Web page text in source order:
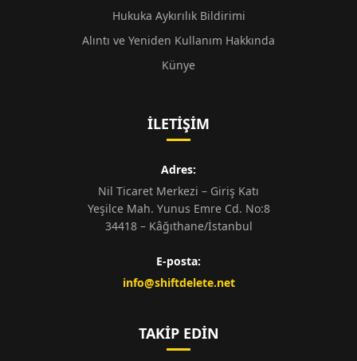
Hukuka Aykırılık Bildirimi
Alıntı ve Yeniden Kullanım Hakkında
Künye
İLETIŞIM
Adres:
Nil Ticaret Merkezi – Giriş Katı
Yeşilce Mah. Yunus Emre Cd. No:8
34418 – Kâğıthane/İstanbul
E-posta:
info@shiftdelete.net
TAKIP EDIN